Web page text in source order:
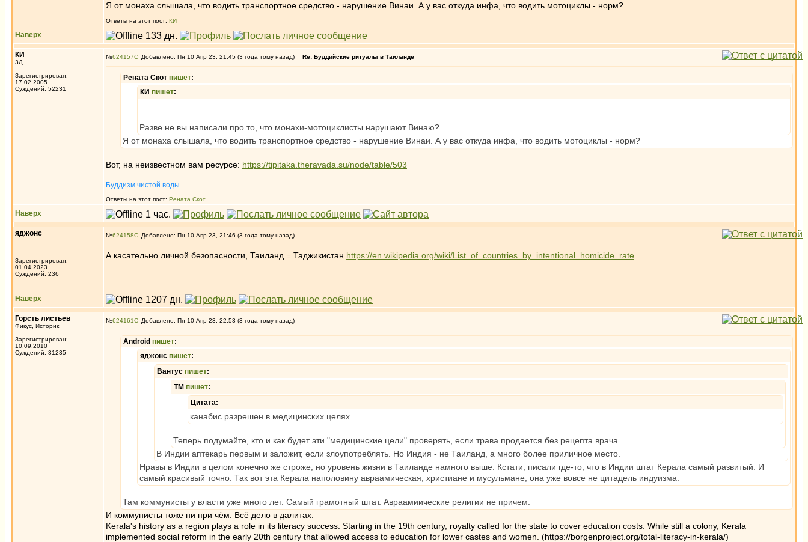
Я от монаха слышала, что водить транспортное средство - нарушение Винаи. А у вас откуда инфа, что водить мотоциклы - норм?
Ответы на этот пост: КИ
Наверх
КИ
3Д
Зарегистрирован:
17.02.2005
Суждений: 52231
№624157 Добавлено: Пн 10 Апр 23, 21:45 (3 года тому назад) Re: Буддийские ритуалы в Таиланде
Рената Скот пишет:
КИ пишет:
Разве не вы написали про то, что монахи-мотоциклисты нарушают Винаю?
Я от монаха слышала, что водить транспортное средство - нарушение Винаи. А у вас откуда инфа, что водить мотоциклы - норм?
Вот, на неизвестном вам ресурсе: https://tipitaka.theravada.su/node/table/503
Буддизм чистой воды
Ответы на этот пост: Рената Скот
Наверх
яджонс
Зарегистрирован:
01.04.2023
Суждений: 236
№624158 Добавлено: Пн 10 Апр 23, 21:46 (3 года тому назад)
А касательно личной безопасности, Таиланд = Таджикистан https://en.wikipedia.org/wiki/List_of_countries_by_intentional_homicide_rate
Наверх
Горсть листьев
Фикус, Историк
Зарегистрирован:
10.09.2010
Суждений: 31235
№624161 Добавлено: Пн 10 Апр 23, 22:53 (3 года тому назад)
Android пишет:
яджонс пишет:
Вантус пишет:
ТМ пишет:
Цитата:
канабис разрешен в медицинских целях
Теперь подумайте, кто и как будет эти "медицинские цели" проверять, если трава продается без рецепта врача.
В Индии аптекарь первым и заложит, если злоупотреблять. Но Индия - не Таиланд, а много более приличное место.
Нравы в Индии в целом конечно же строже, но уровень жизни в Таиланде намного выше. Кстати, писали где-то, что в Индии штат Керала самый развитый. И
самый красивый точно. Так вот эта Керала наполовину авраамическая, христиане и мусульмане, она уже вовсе не цитадель индуизма.
Там коммунисты у власти уже много лет. Самый грамотный штат. Авраамиические религии не причем.
И коммунисты тоже ни при чём. Всё дело в далитах.
Kerala's history as a region plays a role in its literacy success. Starting in the 19th century, royalty called for the state to cover education costs. While still a colony, Kerala
implemented social reform in the early 20th century that allowed access to education for lower castes and women. (https://borgenproject.org/total-literacy-in-kerala/)